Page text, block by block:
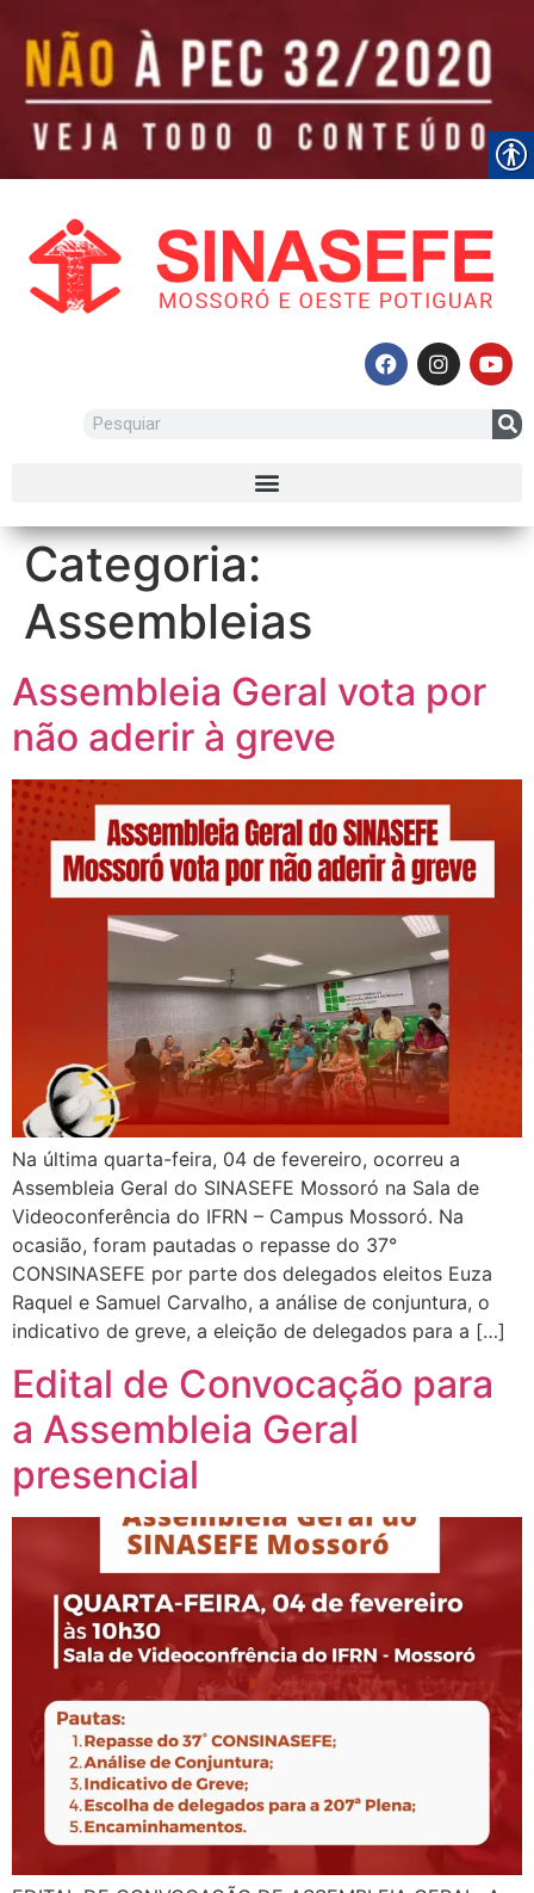
Categoria:
Assembleias
Assembleia Geral vota por
não aderir à greve
Na última quarta-feira, 04 de fevereiro, ocorreu a
Assembleia Geral do SINASEFE Mossoró na Sala de
Videoconferência do IFRN – Campus Mossoró. Na
ocasião, foram pautadas o repasse do 37°
CONSINASEFE por parte dos delegados eleitos Euza
Raquel e Samuel Carvalho, a análise de conjuntura, o
indicativo de greve, a eleição de delegados para a […]
Edital de Convocação para
a Assembleia Geral
presencial